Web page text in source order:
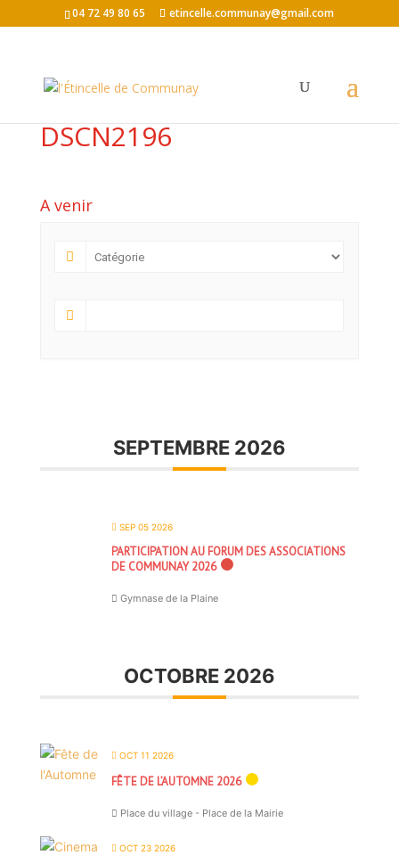
04 72 49 80 65 etincelle.communay@gmail.com
DSCN2196
A venir
SEPTEMBRE 2026
SEP 05 2026
PARTICIPATION AU FORUM DES ASSOCIATIONS
DE COMMUNAY 2026
Gymnase de la Plaine
OCTOBRE 2026
OCT 11 2026
FÊTE DE L’AUTOMNE 2026
Place du village - Place de la Mairie
OCT 23 2026